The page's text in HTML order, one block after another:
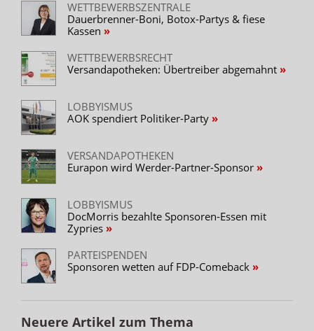
WETTBEWERBSZENTRALE
Dauerbrenner-Boni, Botox-Partys & fiese
Kassen
WETTBEWERBSRECHT
Versandapotheken: Übertreiber abgemahnt
LOBBYISMUS
AOK spendiert Politiker-Party
VERSANDAPOTHEKEN
Eurapon wird Werder-Partner-Sponsor
LOBBYISMUS
DocMorris bezahlte Sponsoren-Essen mit
Zypries
PARTEISPENDEN
Sponsoren wetten auf FDP-Comeback
Neuere Artikel zum Thema